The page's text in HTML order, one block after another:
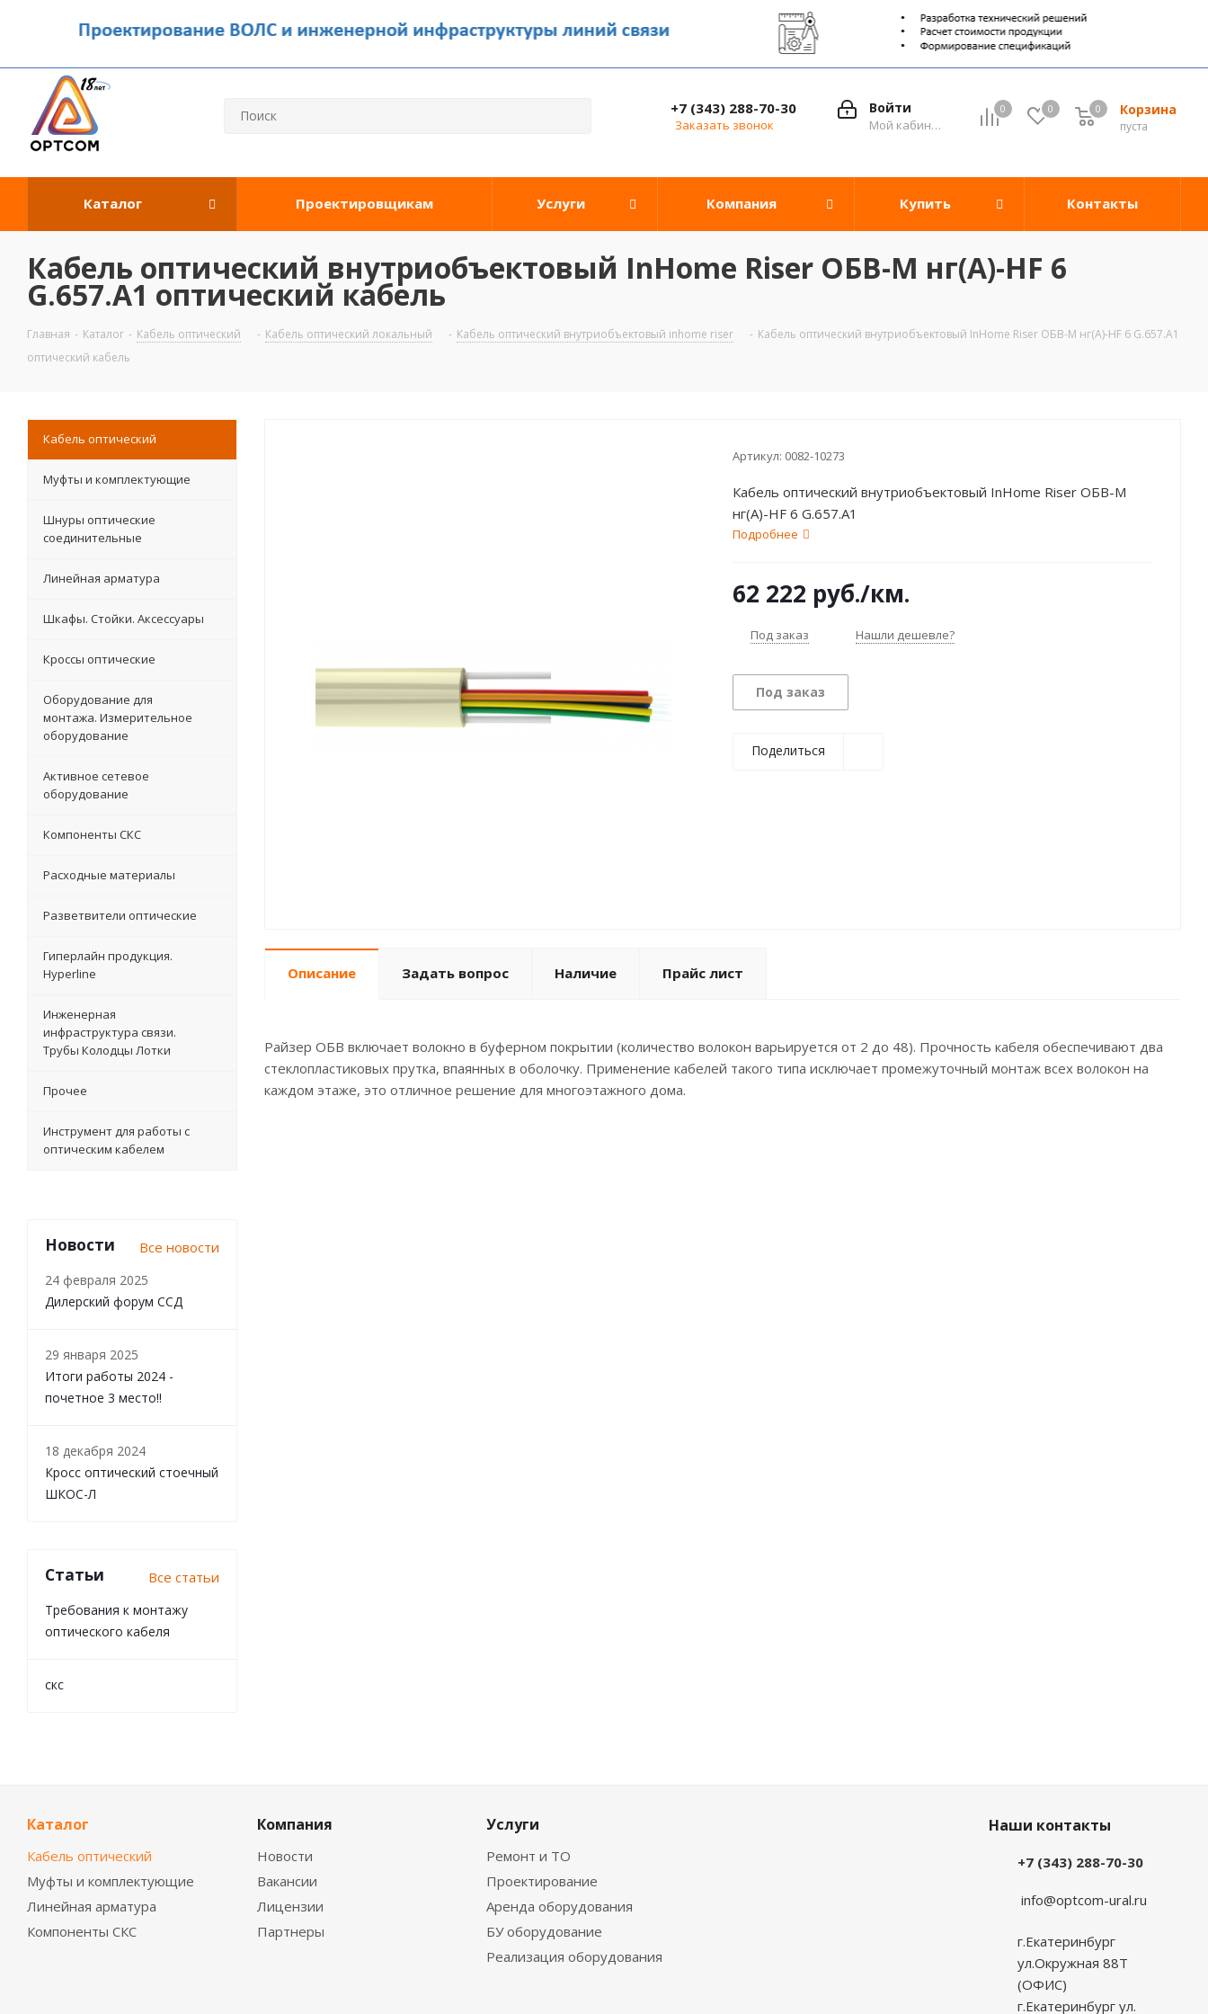
0 0 Корзина
0
пуста
0
Войти
Мой кабинет
+7 (343) 288-70-30
Заказать звонок
Каталог Проектировщикам Услуги Компания Купить Контакты
Кабель оптический внутриобъектовый InHome Riser ОБВ-М нг(A)-HF 6
G.657.A1 оптический кабель
Главная - Каталог - Кабель оптический - Кабель оптический локальный - Кабель оптический внутриобъектовый inhome riser - Кабель оптический внутриобъектовый InHome Riser ОБВ-М нг(A)-HF 6 G.657.A1
оптический кабель
Артикул: 0082-10273
Кабель оптический внутриобъектовый InHome Riser ОБВ-М
нг(A)-HF 6 G.657.A1
Подробнее
62 222 руб./км.
Под заказ Нашли дешевле?
Под заказ
Поделиться
Описание Задать вопрос Наличие Прайс лист
Райзер ОБВ включает волокно в буферном покрытии (количество волокон варьируется от 2 до 48). Прочность кабеля обеспечивают два
стеклопластиковых прутка, впаянных в оболочку. Применение кабелей такого типа исключает промежуточный монтаж всех волокон на
каждом этаже, это отличное решение для многоэтажного дома.
Кабель оптический
Муфты и комплектующие
Шнуры оптические
соединительные
Линейная арматура
Шкафы. Стойки. Аксесcуары
Кроссы оптические
Оборудование для
монтажа. Измерительное
оборудование
Активное сетевое
оборудование
Компоненты СКС
Расходные материалы
Разветвители оптические
Гиперлайн продукция.
Hyperline
Инженерная
инфраструктура связи.
Трубы Колодцы Лотки
Прочее
Инструмент для работы с
оптическим кабелем
Новости Все новости
24 февраля 2025
Дилерский форум ССД
29 января 2025
Итоги работы 2024 -
почетное 3 место!!
18 декабря 2024
Кросс оптический стоечный
ШКОС-Л
Статьи Все статьи
Требования к монтажу
оптического кабеля
скс
Каталог
Кабель оптический
Муфты и комплектующие
Линейная арматура
Компоненты СКС
Компания
Новости
Вакансии
Лицензии
Партнеры
Услуги
Ремонт и ТО
Проектирование
Аренда оборудования
БУ оборудование
Реализация оборудования
Наши контакты
+7 (343) 288-70-30
info@optcom-ural.ru
г.Екатеринбург
ул.Окружная 88Т
(ОФИС)
г.Екатеринбург ул.